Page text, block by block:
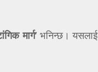
मार्ग’ भनिन्छ। यसलाई